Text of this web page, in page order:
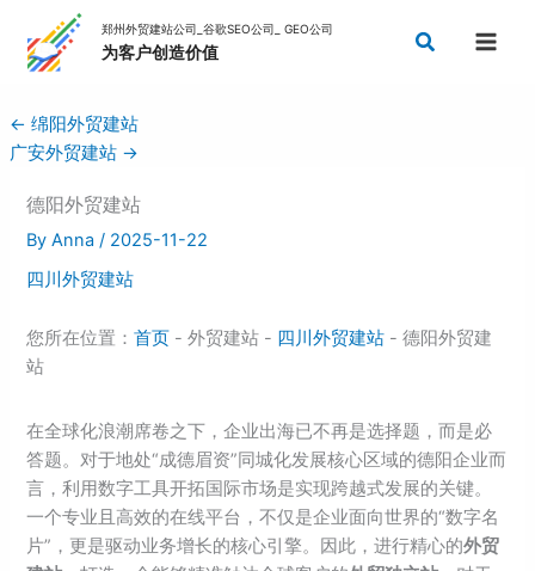
content
Search
← 绵阳外贸建站
广安外贸建站 →
德阳外贸建站
ByAnna/ 2025-11-22
四川外贸建站
您所在位置：首页 - 外贸建站 - 四川外贸建站 - 德阳外贸建
站
在全球化浪潮席卷之下，企业出海已不再是选择题，而是必
答题。对于地处“成德眉资”同城化发展核心区域的德阳企业而
言，利用数字工具开拓国际市场是实现跨越式发展的关键。
一个专业且高效的在线平台，不仅是企业面向世界的“数字名
片”，更是驱动业务增长的核心引擎。因此，进行精心的外贸